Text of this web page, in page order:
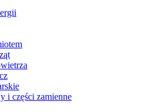
i części zamienne